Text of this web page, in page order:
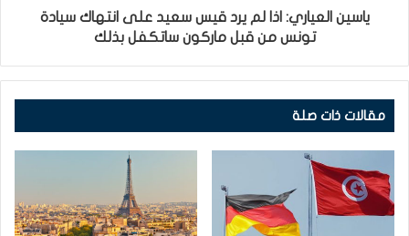
ياسين العياري: اذا لم يرد قيس سعيد على انتهاك سيادة
تونس من قبل ماركون ساتكفل بذلك
مقالات ذات صلة